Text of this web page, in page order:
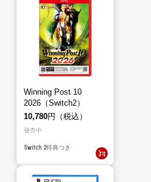
Winning Post 10
2026（Switch2）
10,780円（税込）
発売中
Switch 2特典つき